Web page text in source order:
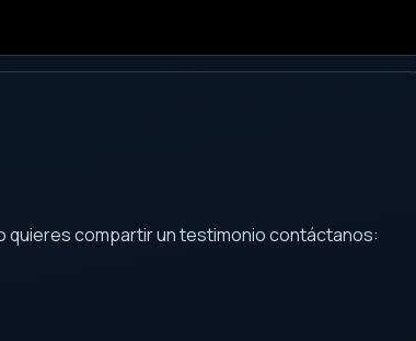
quieres compartir un testimonio contáctanos: